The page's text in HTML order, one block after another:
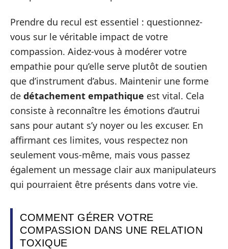
Prendre du recul est essentiel : questionnez-
vous sur le véritable impact de votre
compassion. Aidez-vous à modérer votre
empathie pour qu’elle serve plutôt de soutien
que d’instrument d’abus. Maintenir une forme
de détachement empathique est vital. Cela
consiste à reconnaître les émotions d’autrui
sans pour autant s’y noyer ou les excuser. En
affirmant ces limites, vous respectez non
seulement vous-même, mais vous passez
également un message clair aux manipulateurs
qui pourraient être présents dans votre vie.
COMMENT GÉRER VOTRE
COMPASSION DANS UNE RELATION
TOXIQUE